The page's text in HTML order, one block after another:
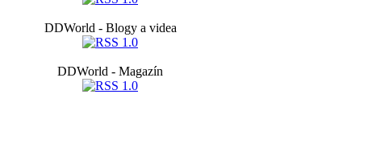
DDWorld - Blogy a videa
DDWorld - Magazín